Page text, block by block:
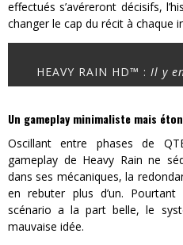
effectués s’avéreront décisifs,
changer le cap du récit à chaque
HEAVY RAIN HD™ : Il y
Un gameplay minimaliste mais
Oscillant entre phases de
gameplay de Heavy Rain ne
dans ses mécaniques, la
en rebuter plus d’un.
scénario a la part belle, le
mauvaise idée.